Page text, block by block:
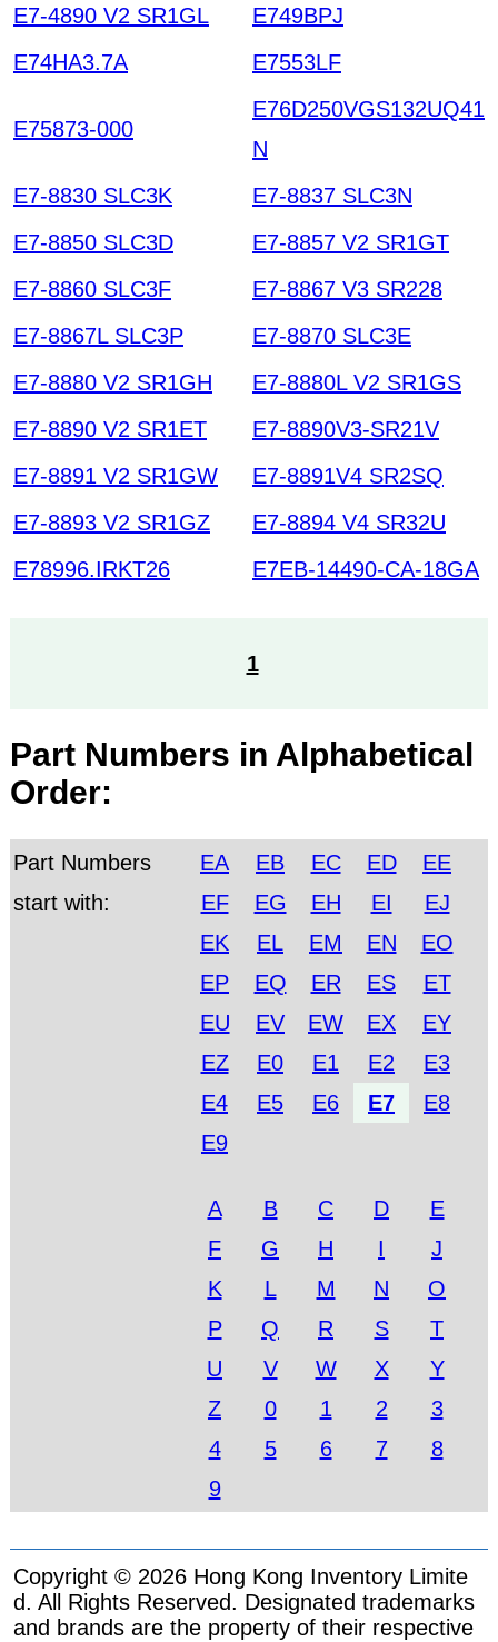
E7-4890 V2 SR1GL
E749BPJ
E74HA3.7A
E7553LF
E75873-000
E76D250VGS132UQ41
N
E7-8830 SLC3K
E7-8837 SLC3N
E7-8850 SLC3D
E7-8857 V2 SR1GT
E7-8860 SLC3F
E7-8867 V3 SR228
E7-8867L SLC3P
E7-8870 SLC3E
E7-8880 V2 SR1GH
E7-8880L V2 SR1GS
E7-8890 V2 SR1ET
E7-8890V3-SR21V
E7-8891 V2 SR1GW
E7-8891V4 SR2SQ
E7-8893 V2 SR1GZ
E7-8894 V4 SR32U
E78996.IRKT26
E7EB-14490-CA-18GA
1
Part Numbers in Alphabetical
Order:
Part Numbers
start with:
EA EB EC ED
EE
EF
EG EH EI
EJ
EK
EL EM EN
EO
EP
EQ ER ES
ET
EU
EV EW EX
EY
EZ
E0 E1 E2
E3
E4
E5 E6 E7
E8
E9
A B C D
E
F
G H I
J
K
L M N
O
P
Q R S
T
U
V W X
Y
Z
0 1 2
3
4
5 6 7
8
9
Copyright © 2026 Hong Kong Inventory Limite
d. All Rights Reserved. Designated trademarks
and brands are the property of their respective